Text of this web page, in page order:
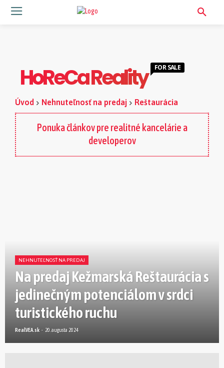
HoReCa Reality FOR SALE
Úvod Nehnuteľnosť na predaj Reštaurácia
Ponuka článkov pre realitné kancelárie a
developerov
NEHNUTEĽNOSŤ NA PREDAJ
Na predaj Kežmarská Reštaurácia s
jedinečným potenciálom v srdci
turistického ruchu
RealVEA.sk - 20. augusta 2024